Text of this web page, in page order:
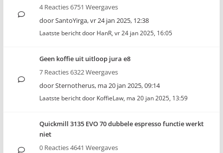
4 Reacties 6751 Weergaves
doorSantoYirga,vr 24 jan 2025, 12:38
Laatste bericht door HanR, vr 24 jan 2025, 16:05
Geen koffie uit uitloop jura e8
7 Reacties 6322 Weergaves
doorSternotherus, ma 20 jan 2025, 09:14
Laatste bericht door KoffieLaw, ma 20 jan 2025, 13:59
Quickmill 3135 EVO 70 dubbele espresso functie werkt
niet
0 Reacties 4641 Weergaves